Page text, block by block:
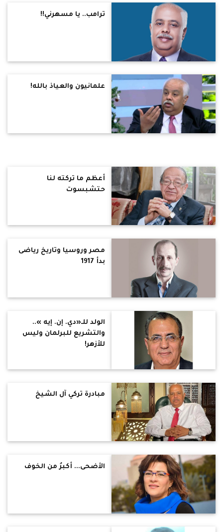
ترامب.. يا مسهرني!!
علمانيون والعياذ بالله!
أعظم ما تركته لنا
حتشبسوت
مصر وروسيا وتاريخ رياضى
بدأ 1917
الولد للـ«دي. إن. إيه »..
والتشريع للبرلمان وليس
للأزهر!
مبادرة تركي آل الشيخ
الأضحى... أكبرُ من الخوف